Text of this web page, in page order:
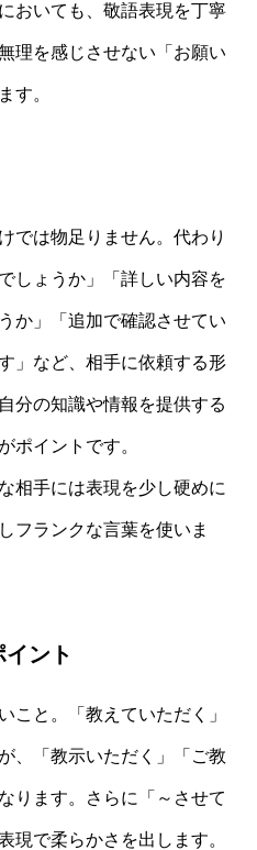
おいても、敬語表現を丁寧
理を感じさせない「お願い
す。
では物足りません。代わり
しょうか」「詳しい内容を
か」「追加で確認させてい
」など、相手に依頼する形
分の知識や情報を提供する
ポイントです。
相手には表現を少し硬めに
フランクな言葉を使いま
ント
こと。「教えていただく」
、「教示いただく」「ご教
ります。さらに「～させて
現で柔らかさを出します。